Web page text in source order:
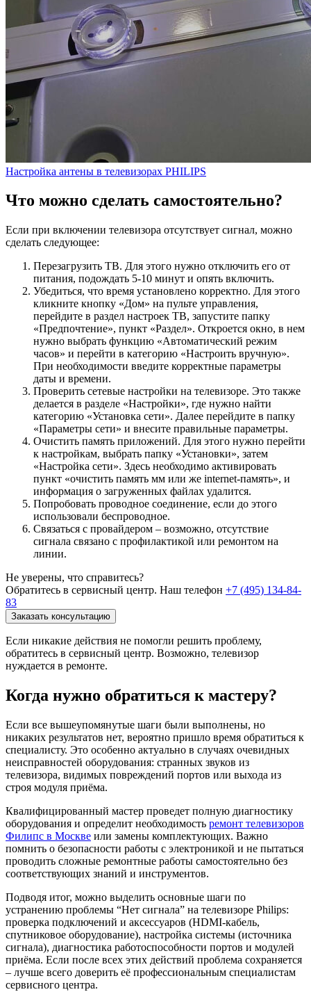
Настройка антены в телевизорах PHILIPS
Что можно сделать самостоятельно?
Если при включении телевизора отсутствует сигнал, можно
сделать следующее:
Перезагрузить ТВ. Для этого нужно отключить его от
питания, подождать 5-10 минут и опять включить.
Убедиться, что время установлено корректно. Для этого
кликните кнопку «Дом» на пульте управления,
перейдите в раздел настроек ТВ, запустите папку
«Предпочтение», пункт «Раздел». Откроется окно, в нем
нужно выбрать функцию «Автоматический режим
часов» и перейти в категорию «Настроить вручную».
При необходимости введите корректные параметры
даты и времени.
Проверить сетевые настройки на телевизоре. Это также
делается в разделе «Настройки», где нужно найти
категорию «Установка сети». Далее перейдите в папку
«Параметры сети» и внесите правильные параметры.
Очистить память приложений. Для этого нужно перейти
к настройкам, выбрать папку «Установки», затем
«Настройка сети». Здесь необходимо активировать
пункт «очистить память мм или же internet-память», и
информация о загруженных файлах удалится.
Попробовать проводное соединение, если до этого
использовали беспроводное.
Связаться с провайдером – возможно, отсутствие
сигнала связано с профилактикой или ремонтом на
линии.
Не уверены, что справитесь?
Обратитесь в сервисный центр. Наш телефон +7 (495) 134-84-
83
Заказать консультацию
Если никакие действия не помогли решить проблему,
обратитесь в сервисный центр. Возможно, телевизор
нуждается в ремонте.
Когда нужно обратиться к мастеру?
Если все вышеупомянутые шаги были выполнены, но
никаких результатов нет, вероятно пришло время обратиться к
специалисту. Это особенно актуально в случаях очевидных
неисправностей оборудования: странных звуков из
телевизора, видимых повреждений портов или выхода из
строя модуля приёма.
Квалифицированный мастер проведет полную диагностику
оборудования и определит необходимость ремонт телевизоров
Филипс в Москве или замены комплектующих. Важно
помнить о безопасности работы с электроникой и не пытаться
проводить сложные ремонтные работы самостоятельно без
соответствующих знаний и инструментов.
Подводя итог, можно выделить основные шаги по
устранению проблемы “Нет сигнала” на телевизоре Philips:
проверка подключений и аксессуаров (HDMI-кабель,
спутниковое оборудование), настройка системы (источника
сигнала), диагностика работоспособности портов и модулей
приёма. Если после всех этих действий проблема сохраняется
– лучше всего доверить её профессиональным специалистам
сервисного центра.